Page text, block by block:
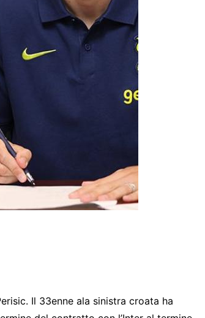
Il 33enne ala sinistra croata ha